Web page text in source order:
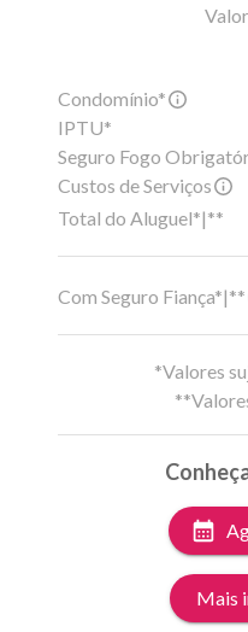
Condomínio*
IPTU*
Seguro Fogo
Custos de Serviços
Total do Aluguel*|**
Com Seguro Fiança*|**
*Valores
Mais